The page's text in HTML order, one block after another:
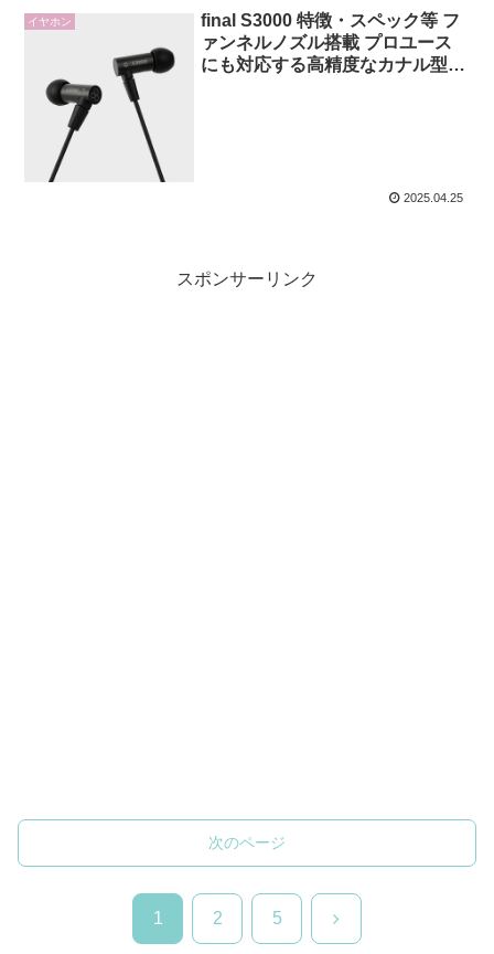
イヤホン
final S3000 特徴・スペック等 フ
ァンネルノズル搭載 プロユース
にも対応する高精度なカナル型有
2025.04.25
スポンサーリンク
次のページ
1 2 5 次